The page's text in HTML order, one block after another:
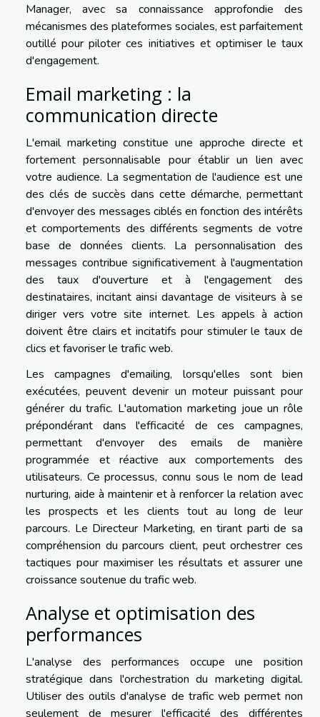
Manager, avec sa connaissance approfondie des
mécanismes des plateformes sociales, est parfaitement
outillé pour piloter ces initiatives et optimiser le taux
d'engagement.
Email marketing : la
communication directe
L'email marketing constitue une approche directe et
fortement personnalisable pour établir un lien avec
votre audience. La segmentation de l'audience est une
des clés de succès dans cette démarche, permettant
d'envoyer des messages ciblés en fonction des intérêts
et comportements des différents segments de votre
base de données clients. La personnalisation des
messages contribue significativement à l'augmentation
des taux d'ouverture et à l'engagement des
destinataires, incitant ainsi davantage de visiteurs à se
diriger vers votre site internet. Les appels à action
doivent être clairs et incitatifs pour stimuler le taux de
clics et favoriser le trafic web.
Les campagnes d'emailing, lorsqu'elles sont bien
exécutées, peuvent devenir un moteur puissant pour
générer du trafic. L'automation marketing joue un rôle
prépondérant dans l'efficacité de ces campagnes,
permettant d'envoyer des emails de manière
programmée et réactive aux comportements des
utilisateurs. Ce processus, connu sous le nom de lead
nurturing, aide à maintenir et à renforcer la relation avec
les prospects et les clients tout au long de leur
parcours. Le Directeur Marketing, en tirant parti de sa
compréhension du parcours client, peut orchestrer ces
tactiques pour maximiser les résultats et assurer une
croissance soutenue du trafic web.
Analyse et optimisation des
performances
L'analyse des performances occupe une position
stratégique dans l'orchestration du marketing digital.
Utiliser des outils d'analyse de trafic web permet non
seulement de mesurer l'efficacité des différentes